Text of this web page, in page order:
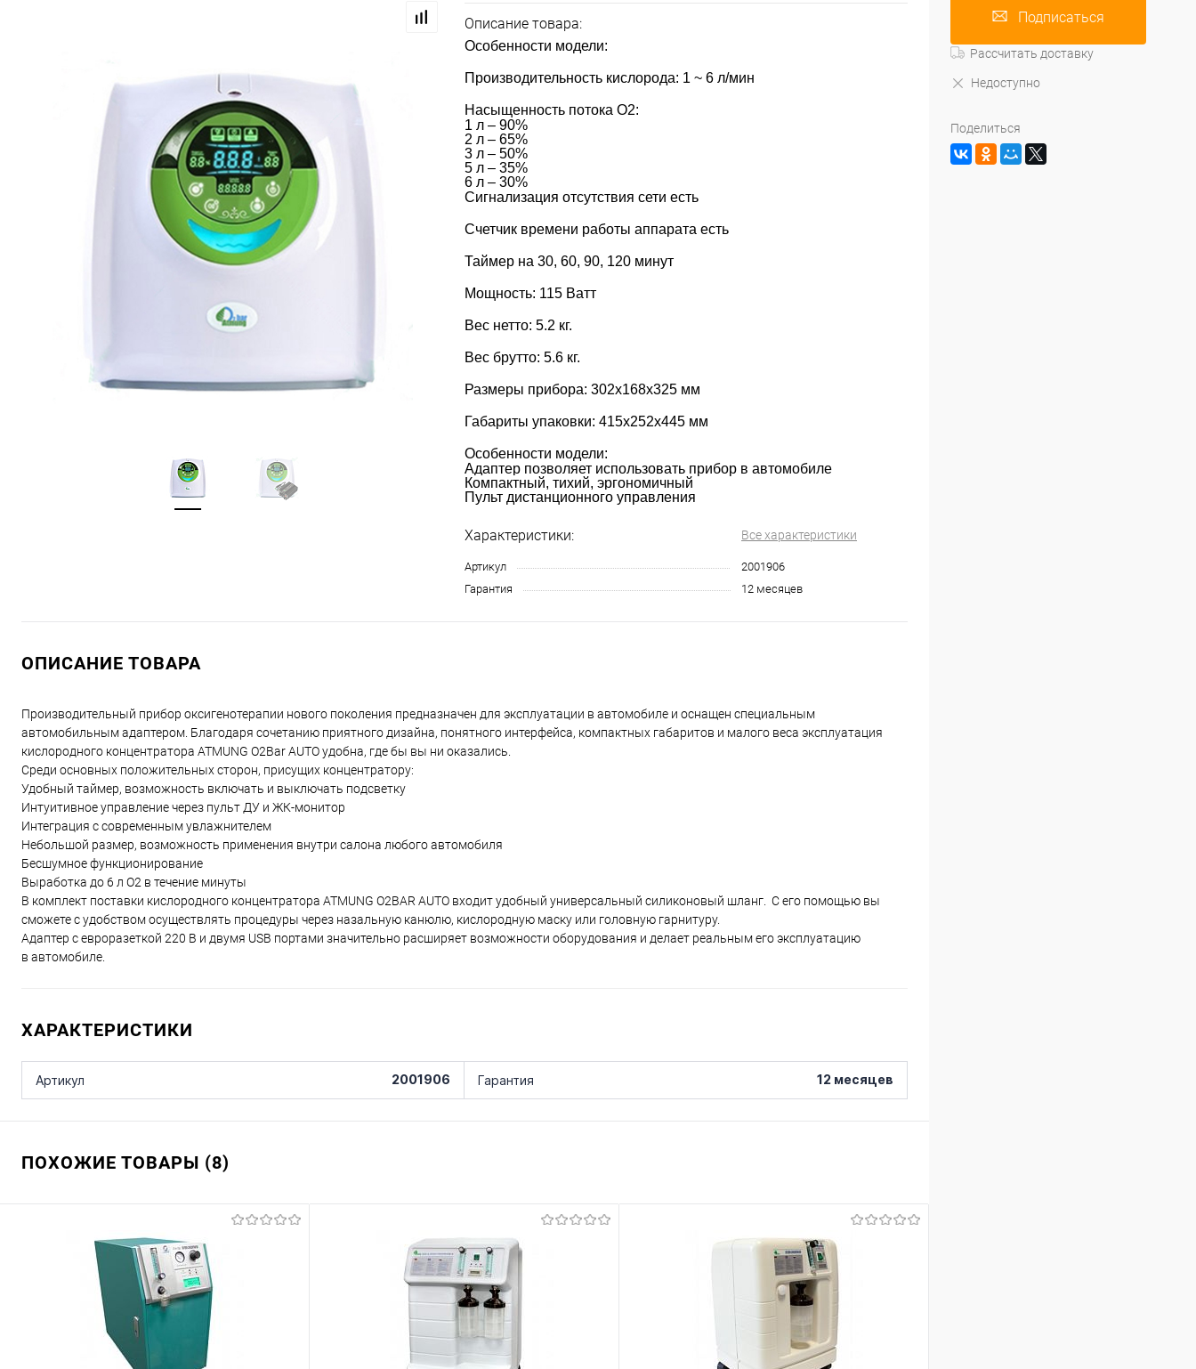
Описание товара:
Особенности модели:
Производительность кислорода: 1 ~ 6 л/мин
Насыщенность потока О2:
1 л – 90%
2 л – 65%
3 л – 50%
5 л – 35%
6 л – 30%
Сигнализация отсутствия сети есть
Счетчик времени работы аппарата есть
Таймер на 30, 60, 90, 120 минут
Мощность: 115 Ватт
Вес нетто: 5.2 кг.
Вес брутто: 5.6 кг.
Размеры прибора: 302х168х325 мм
Габариты упаковки: 415х252х445 мм
Особенности модели:
Адаптер позволяет использовать прибор в автомобиле
Компактный, тихий, эргономичный
Пульт дистанционного управления
Характеристики: Все характеристики
Артикул
2001906
Гарантия
12 месяцев
ОПИСАНИЕ ТОВАРА
Производительный прибор оксигенотерапии нового поколения предназначен для эксплуатации в автомобиле и оснащен специальным
автомобильным адаптером. Благодаря сочетанию приятного дизайна, понятного интерфейса, компактных габаритов и малого веса эксплуатация
кислородного концентратора ATMUNG O2Bar AUTO удобна, где бы вы ни оказались.
Среди основных положительных сторон, присущих концентратору:
Удобный таймер, возможность включать и выключать подсветку
Интуитивное управление через пульт ДУ и ЖК-монитор
Интеграция с современным увлажнителем
Небольшой размер, возможность применения внутри салона любого автомобиля
Бесшумное функционирование
Выработка до 6 л O2 в течение минуты
В комплект поставки кислородного концентратора ATMUNG O2BAR AUTO входит удобный универсальный силиконовый шланг. С его помощью вы
сможете с удобством осуществлять процедуры через назальную канюлю, кислородную маску или головную гарнитуру.
Адаптер с евроразеткой 220 В и двумя USB портами значительно расширяет возможности оборудования и делает реальным его эксплуатацию
в автомобиле.
ХАРАКТЕРИСТИКИ
Артикул 2001906 Гарантия 12 месяцев
ПОХОЖИЕ ТОВАРЫ (8)
Подписаться
Рассчитать доставку
Недоступно
Поделиться